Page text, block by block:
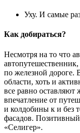
Уху. И самые
Как добираться?
Несмотря на то что
по железной дороге.
области, хоть и
все равно оставляют
впечатление от
и колдобины к и без
фасадов. Позитивный
«Селигер».